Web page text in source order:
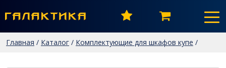
Главная / Каталог / Комплектующие для шкафов купе /